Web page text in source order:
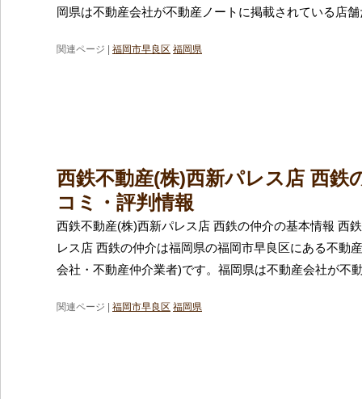
岡県は不動産会社が不動産ノートに掲載されている店
関連ページ | 福岡市早良区 福岡県
西鉄不動産(株)西新パレス店 西鉄
コミ・評判情報
西鉄不動産(株)西新パレス店 西鉄の仲介の基本情報 西
レス店 西鉄の仲介は福岡県の福岡市早良区にある不動
会社・不動産仲介業者)です。福岡県は不動産会社が不
関連ページ | 福岡市早良区 福岡県